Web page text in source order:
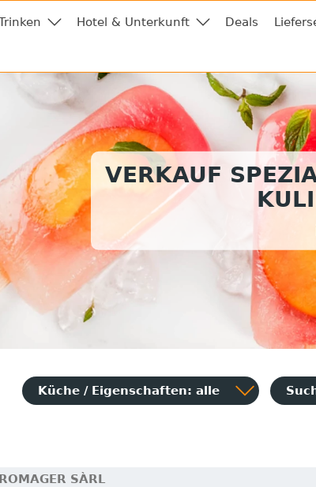
Hotel & Unterkunft Deals
VERKAUF
Küche / Eigenschaften: alle
SÀRL